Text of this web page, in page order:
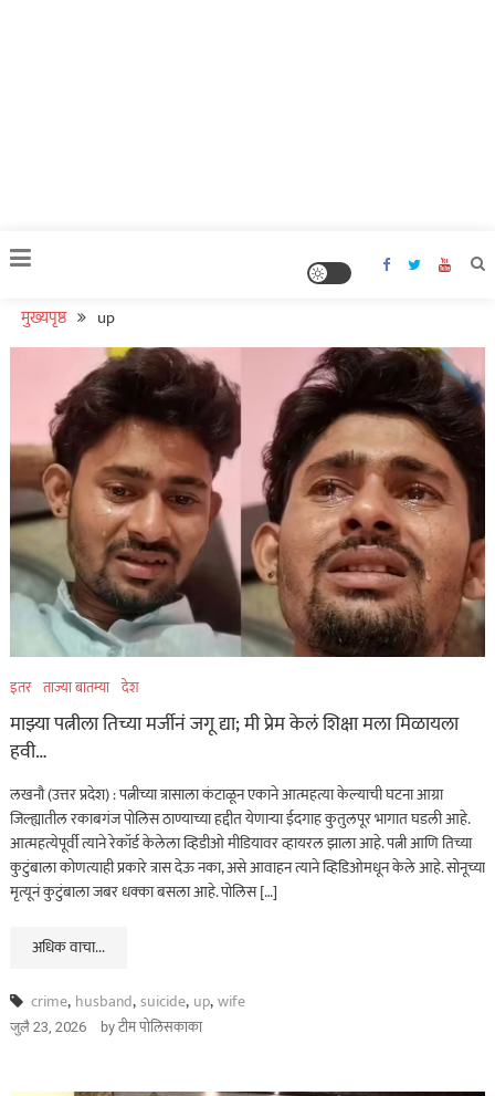
मुख्यपृष्ठ up
इतर ताज्या बातम्या देश
माझ्या पत्नीला तिच्या मर्जीनं जगू द्या; मी प्रेम केलं शिक्षा मला मिळायला
हवी…
लखनौ (उत्तर प्रदेश) : पत्नीच्या त्रासाला कंटाळून एकाने आत्महत्या केल्याची घटना आग्रा
जिल्ह्यातील रकाबगंज पोलिस ठाण्याच्या हद्दीत येणाऱ्या ईदगाह कुतुलपूर भागात घडली आहे.
आत्महत्येपूर्वी त्याने रेकॉर्ड केलेला व्हिडीओ मीडियावर व्हायरल झाला आहे. पत्नी आणि तिच्या
कुटुंबाला कोणत्याही प्रकारे त्रास देऊ नका, असे आवाहन त्याने व्हिडिओमधून केले आहे. सोनूच्या
मृत्यूनं कुटुंबाला जबर धक्का बसला आहे. पोलिस […]
अधिक वाचा...
crime, husband,suicide, up,wife
जुलै 23, 2026 byटीम पोलिसकाका